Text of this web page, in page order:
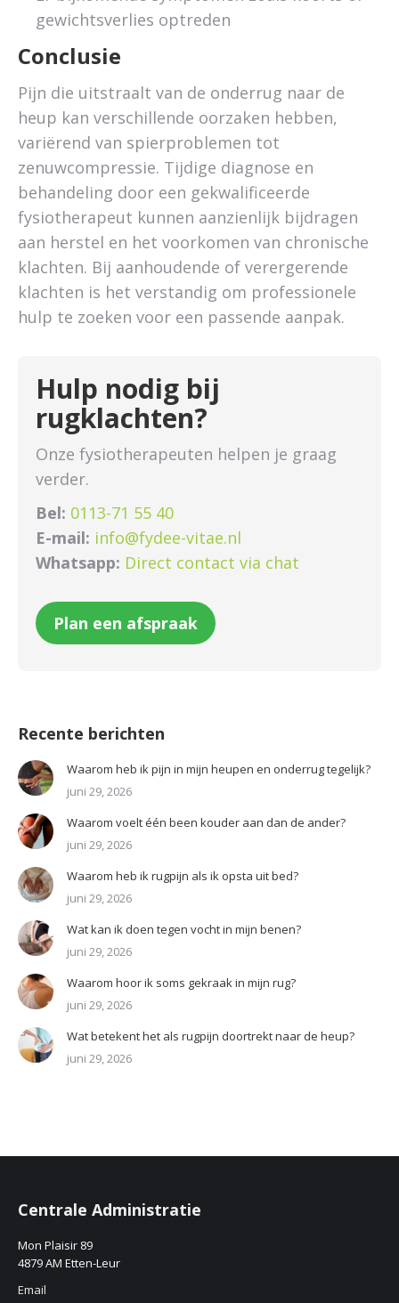
gewichtsverlies optreden
Conclusie
Pijn die uitstraalt van de onderrug naar de
heup kan verschillende oorzaken hebben,
variërend van spierproblemen tot
zenuwcompressie. Tijdige diagnose en
behandeling door een gekwalificeerde
fysiotherapeut kunnen aanzienlijk bijdragen
aan herstel en het voorkomen van chronische
klachten. Bij aanhoudende of verergerende
klachten is het verstandig om professionele
hulp te zoeken voor een passende aanpak.
Hulp nodig bij
rugklachten?
Onze fysiotherapeuten helpen je graag
verder.
Bel: 0113-71 55 40
E-mail: info@fydee-vitae.nl
Whatsapp: Direct contact via chat
Plan een afspraak
Recente berichten
Waarom heb ik pijn in mijn heupen en onderrug tegelijk?
juni 29, 2026
Waarom voelt één been kouder aan dan de ander?
juni 29, 2026
Waarom heb ik rugpijn als ik opsta uit bed?
juni 29, 2026
Wat kan ik doen tegen vocht in mijn benen?
juni 29, 2026
Waarom hoor ik soms gekraak in mijn rug?
juni 29, 2026
Wat betekent het als rugpijn doortrekt naar de heup?
juni 29, 2026
Centrale Administratie
Mon Plaisir 89
4879 AM Etten-Leur
Email